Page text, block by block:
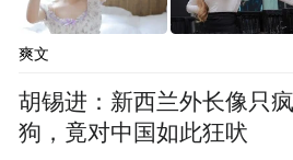
统中“当前年级”信息项的
份入学后的年级为准。
2.照片上传。考生须上传
免冠、正面、彩色、白底
爽文
胡锡进：新西兰外长像只疯
狗，竟对中国如此狂吠